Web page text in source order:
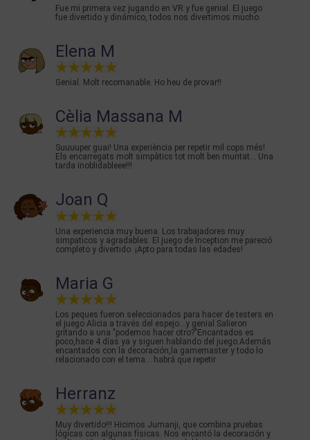
Fue mi primera vez jugando en VR y fue genial. El juego
fue divertido y dinámico, todos nos divertimos mucho.
Elena M
Genial. Molt recomanable. Ho heu de provar!!
Cèlia Massana M
Suuuuper guai! Una experiència per repetir mil cops més!
Els encarregats molt simpàtics tot molt ben muntat... Una
tarda inoblidableee!!!
Joan Q
Una experiencia muy buena. Los trabajadores muy
simpaticos y agradables. El juego de Inception me pareció
completo y divertido. ¡Apto para todas las edades!
Maria G
Los peques fueron seleccionados para hacer de testers en
el juego Alicia a través del espejo...y genial.Salieron
gritando a una "podemos hacer otro?"Encantados es
poco,hace 4 días ya y siguen hablando del juego.Además
encantados con la decoración,la gamemaster y todo lo
relacionado con el tema... habrá que repetir
Herranz
Muy divertido!!! Hicimos Jumanji, que combina pruebas
lógicas con algunas físicas. Nos encantó la decoración y